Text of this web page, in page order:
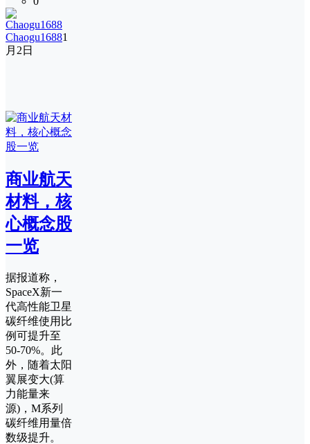
Chaogu16881
月2日
商业航天
材料，核
心概念股
一览
据报道称，
SpaceX新一
代高性能卫星
碳纤维使用比
例可提升至
50-70%。此
外，随着太阳
翼展变大(算
力能量来
源)，M系列
碳纤维用量倍
数级提升。